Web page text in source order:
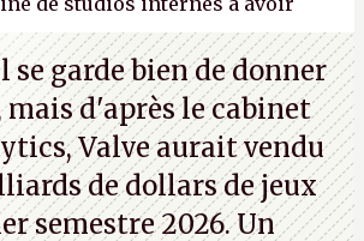
Assassin's Creedsous la direction
A.
se garde bien de donner
mais d'après le cabinet
Valve aurait vendu
de dollars de jeux
semestre 2026. Un